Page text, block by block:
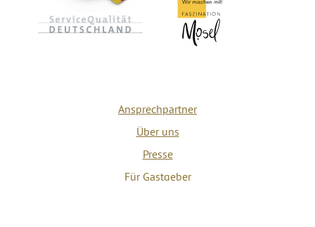
Ansprechpartner
Über uns
Presse
Für Gastgeber